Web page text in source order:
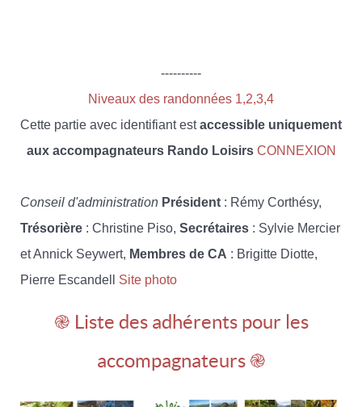
----------
Niveaux des randonnées 1,2,3,4
Cette partie avec identifiant estaccessible uniquement
aux accompagnateurs Rando Loisirs CONNEXION
Conseil d'administration Président : Rémy Corthésy,
Trésorière : Christine Piso, Secrétaires : Sylvie Mercier
et Annick Seywert, Membres de CA : Brigitte Diotte,
Pierre Escandell Site photo
֎ Liste des adhérents pour les
accompagnateurs ֎